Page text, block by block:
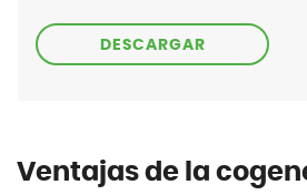
DESCARGAR
Ventajas de la